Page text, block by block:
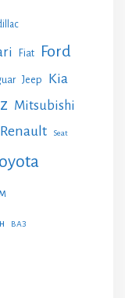
Fiat Ford
Jeep Kia
Mitsubishi
Renault Seat
ВАЗ